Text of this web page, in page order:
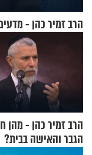
הרב זמיר כהן - מדעים ויהדות, פרק
הרב זמיר כהן - מהן
הגבר והאישה בבית?